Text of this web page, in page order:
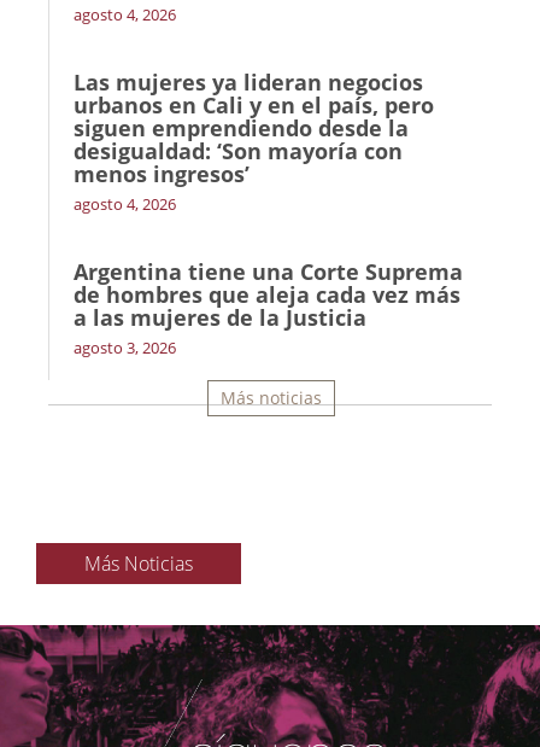
agosto 4, 2026
Las mujeres ya lideran negocios
urbanos en Cali y en el país, pero
siguen emprendiendo desde la
desigualdad: ‘Son mayoría con
menos ingresos’
agosto 4, 2026
Argentina tiene una Corte Suprema
de hombres que aleja cada vez más
a las mujeres de la Justicia
agosto 3, 2026
Más noticias
Más Noticias